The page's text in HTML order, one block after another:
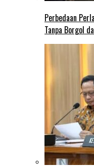
Perbedaan
Tanpa Borgol